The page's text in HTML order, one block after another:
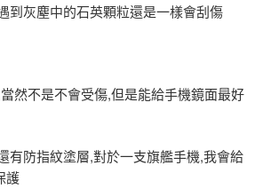
到灰塵中的石英顆粒還是一樣會刮傷
然不是不會受傷,但是能給手機鏡面最好
有防指紋塗層,對於一支旗艦手機,我會給
護